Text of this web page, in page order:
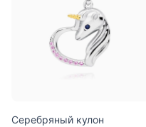
Серебряный кулон